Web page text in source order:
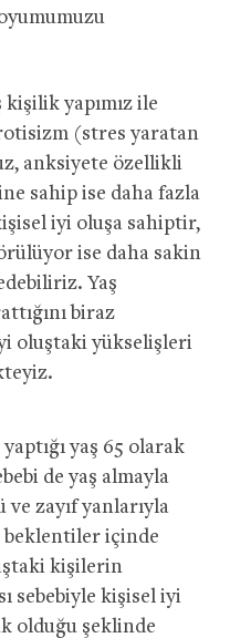
yapımız ile
(stres yaratan
anksiyete özellikli
sahip ise daha fazla
iyi oluşa sahiptir,
ise daha sakin
Yaş
biraz
oluştaki yükselişleri
yaş 65 olarak
de yaş almayla
zayıf yanlarıyla
beklentiler içinde
kişilerin
sebebiyle kişisel iyi
olduğu şeklinde